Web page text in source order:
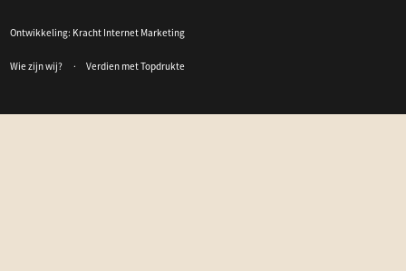
Ontwikkeling: Kracht Internet Marketing
Wie zijn wij? Verdien met Topdrukte